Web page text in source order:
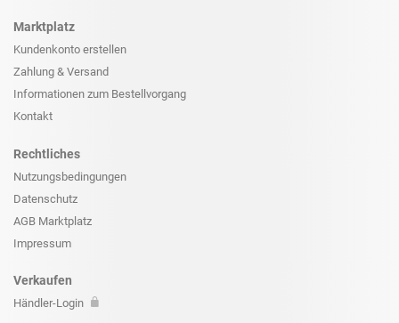
Marktplatz
Kundenkonto erstellen
Zahlung & Versand
Informationen zum Bestellvorgang
Kontakt
Rechtliches
Nutzungsbedingungen
Datenschutz
AGB Marktplatz
Impressum
Verkaufen
Händler-Login